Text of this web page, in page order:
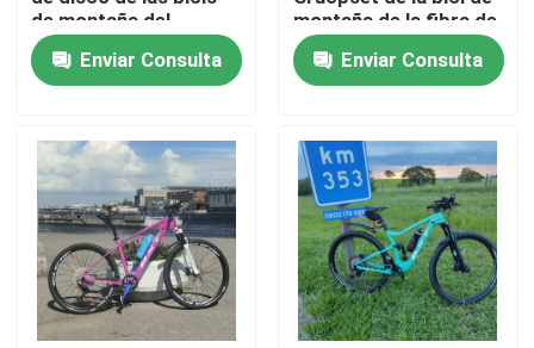
Productos
Sobre nosotros
Recorrido por la fábrica
Control de calidad
de montaña del
carbono lleno 29er
ShimanoEnviar Consulta
montaña de la fibra de
carbono 29er monta
en bicicleta 11
velocidades
Enviar Consulta